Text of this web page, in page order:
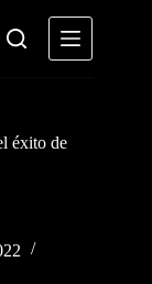
éxito de